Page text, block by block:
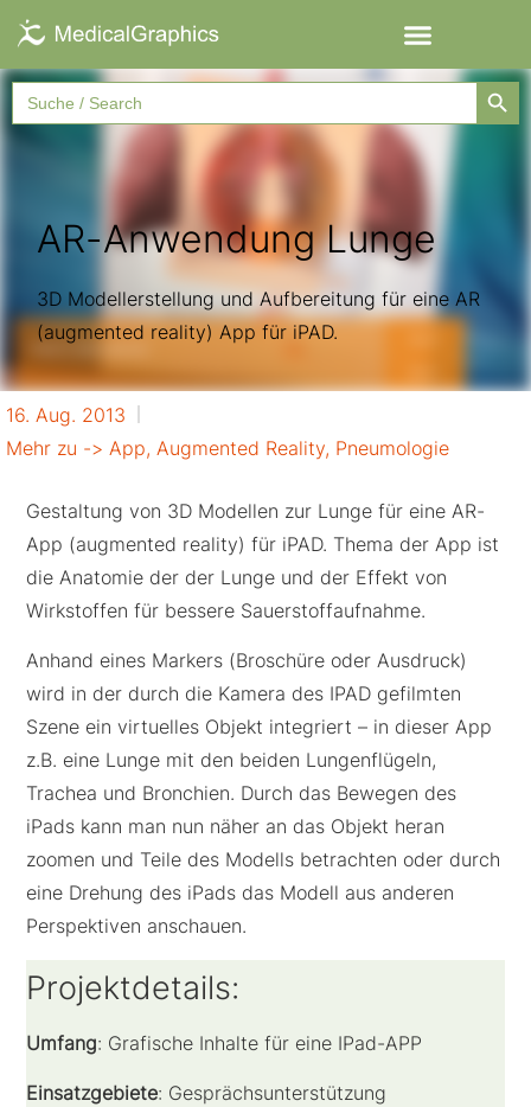
Search
for:
AR-Anwendung Lunge
3D Modellerstellung und Aufbereitung für eine AR
(augmented reality) App für iPAD.
16. Aug. 2013
Mehr zu -> App, Augmented Reality, Pneumologie
Gestaltung von 3D Modellen zur Lunge für eine AR-
App (augmented reality) für iPAD. Thema der App ist
die Anatomie der der Lunge und der Effekt von
Wirkstoffen für bessere Sauerstoffaufnahme.
Anhand eines Markers (Broschüre oder Ausdruck)
wird in der durch die Kamera des IPAD gefilmten
Szene ein virtuelles Objekt integriert – in dieser App
z.B. eine Lunge mit den beiden Lungenflügeln,
Trachea und Bronchien. Durch das Bewegen des
iPads kann man nun näher an das Objekt heran
zoomen und Teile des Modells betrachten oder durch
eine Drehung des iPads das Modell aus anderen
Perspektiven anschauen.
Projektdetails:
Umfang: Grafische Inhalte für eine IPad-APP
Einsatzgebiete: Gesprächsunterstützung